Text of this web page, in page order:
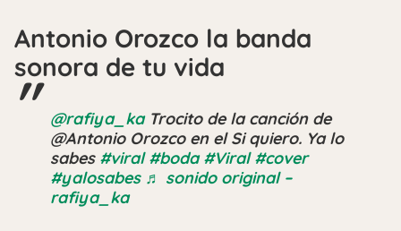
Antonio Orozco la banda
sonora de tu vida
@rafiya_kaTrocito de la canción de
@Antonio Orozco en el Si quiero. Ya lo
sabes #viral #boda #Viral #cover
#yalosabes ♬ sonido original –
rafiya_ka